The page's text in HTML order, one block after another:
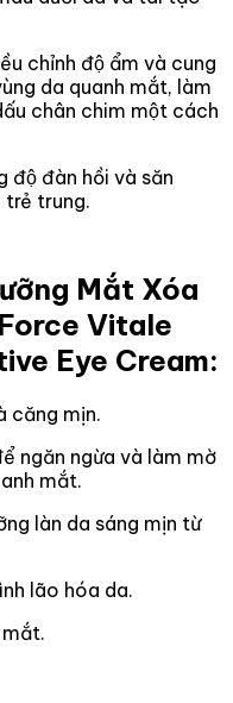
chỉnh độ ẩm và cung
da quanh mắt, làm
chân chim một cách
độ đàn hồi và săn
trẻ trung.
Mắt Xóa
Vitale
Eye Cream:
căng mịn.
ngăn ngừa và làm mờ
mắt.
làn da sáng mịn từ
lão hóa da.